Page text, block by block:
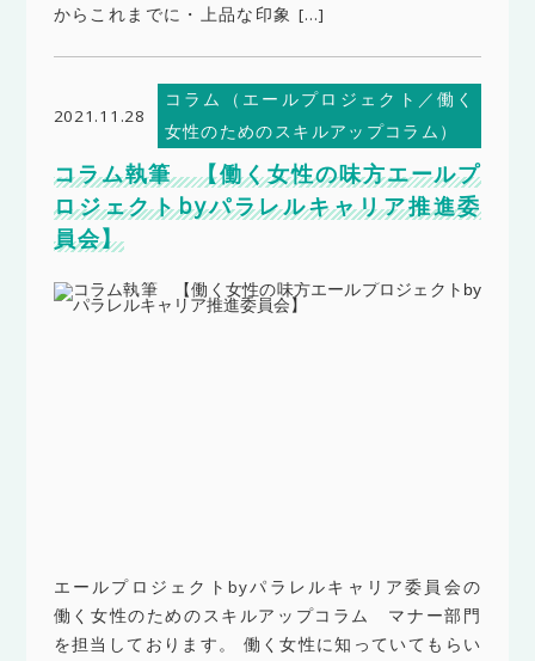
からこれまでに・上品な印象 […]
2021.11.28
コラム（エールプロジェクト／働く
女性のためのスキルアップコラム）
コラム執筆 【働く女性の味方エールプ
ロジェクトbyパラレルキャリア推進委
員会】
エールプロジェクトbyパラレルキャリア委員会の
働く女性のためのスキルアップコラム マナー部門
を担当しております。 働く女性に知っていてもらい